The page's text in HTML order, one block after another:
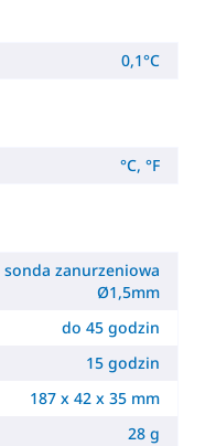
0,1°C
°C, °F
sonda zanurzeniowa
Ø1,5mm
do 45 godzin
15 godzin
187 x 42 x 35 mm
28 g